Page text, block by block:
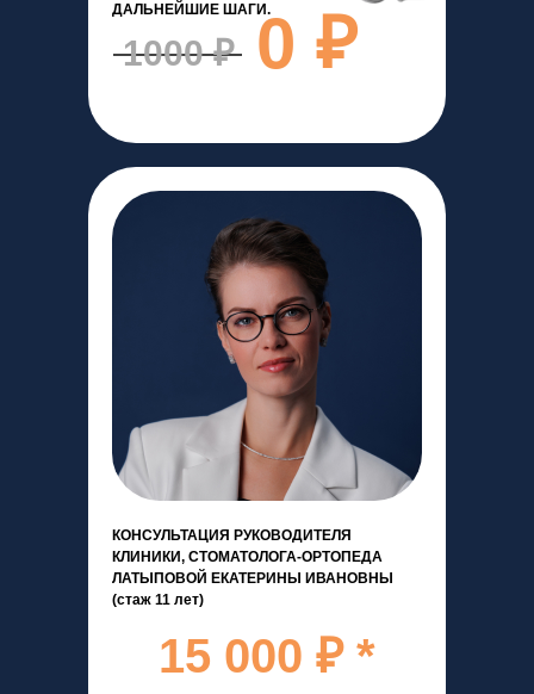
КОНСУЛЬТАЦИЯ РУКОВОДИТЕЛЯ
КЛИНИКИ, СТОМАТОЛОГА-ОРТОПЕДА
ЛАТЫПОВОЙ ЕКАТЕРИНЫ ИВАНОВНЫ
(стаж 11 лет)
15 000 ₽ *
ДАЛЬНЕЙШИЕ ШАГИ.0 ₽
1000 ₽